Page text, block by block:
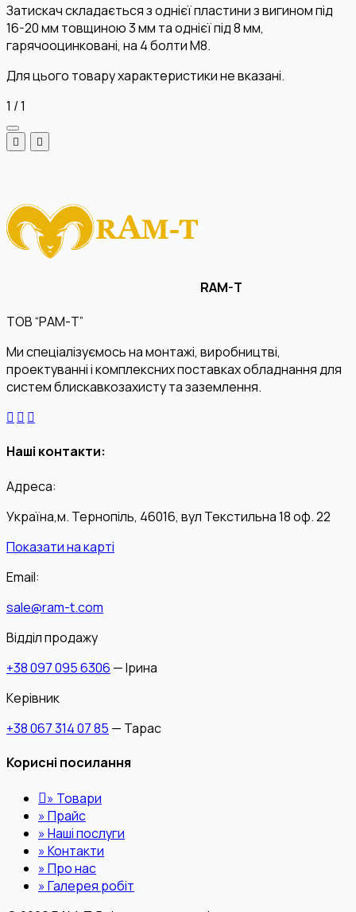
Затискач складається з однієї пластини з вигином під
16-20 мм товщиною 3 мм та однієї під 8 мм,
гарячооцинковані, на 4 болти М8.
Для цього товару характеристики не вказані.
1 /1
RAM-T
ТОВ “РАМ-Т”
Ми спеціалізуємось на монтажі, виробництві,
проектуванні і комплексних поставках обладнання для
систем блискавкозахисту та заземлення.
Наші контакти:
Адреса:
Україна,м. Тернопіль, 46016, вул Текстильна 18 оф. 22
Показати на карті
Email:
sale@ram-t.com
Відділ продажу
+38 097 095 6306 — Ірина
Керівник
+38 067 314 07 85 — Тарас
Корисні посилання
» Товари
»Прайс
»Наші послуги
»Контакти
»Про нас
»Галерея робіт